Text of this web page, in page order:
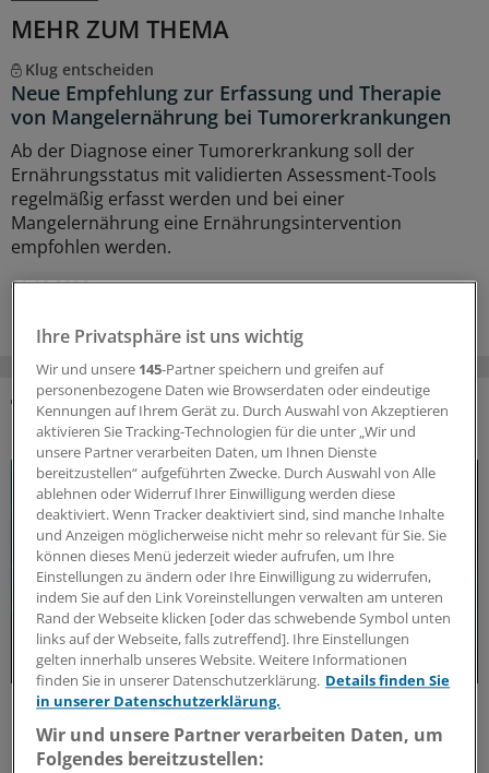
MEHR ZUM THEMA
Klug entscheiden
Neue Empfehlung zur Erfassung und Therapie
von Mangelernährung bei Tumorerkrankungen
Ab der Diagnose einer Tumorerkrankung soll der
Ernährungsstatus mit validierten Assessment-Tools
regelmäßig erfasst werden und bei einer
Mangelernährung eine Ernährungsintervention
empfohlen werden.
01.08.2026
DAS KÖNNTE SIE AUCH INTERESSIEREN
Update MS
Update Multiple Sklerose: Aktuelle
Erkenntnisse und Entwicklungen
Ihre Privatsphäre ist uns wichtig
Wir und unsere 145-Partner speichern und greifen auf
personenbezogene Daten wie Browserdaten oder eindeutige
Kennungen auf Ihrem Gerät zu. Durch Auswahl von Akzeptieren
aktivieren Sie Tracking-Technologien für die unter „Wir und
unsere Partner verarbeiten Daten, um Ihnen Dienste
bereitzustellen“ aufgeführten Zwecke. Durch Auswahl von Alle
ablehnen oder Widerruf Ihrer Einwilligung werden diese
deaktiviert. Wenn Tracker deaktiviert sind, sind manche Inhalte
und Anzeigen möglicherweise nicht mehr so relevant für Sie. Sie
können dieses Menü jederzeit wieder aufrufen, um Ihre
Einstellungen zu ändern oder Ihre Einwilligung zu widerrufen,
indem Sie auf den Link Voreinstellungen verwalten am unteren
Rand der Webseite klicken [oder das schwebende Symbol unten
links auf der Webseite, falls zutreffend]. Ihre Einstellungen
gelten innerhalb unseres Website. Weitere Informationen
finden Sie in unserer Datenschutzerklärung. Details finden Sie
in unserer Datenschutzerklärung.
Wir und unsere Partner verarbeiten Daten, um
Folgendes bereitzustellen: